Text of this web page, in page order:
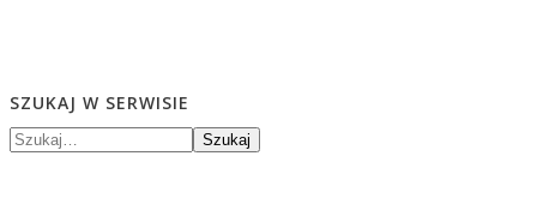
SZUKAJ W SERWISIE
Szukaj